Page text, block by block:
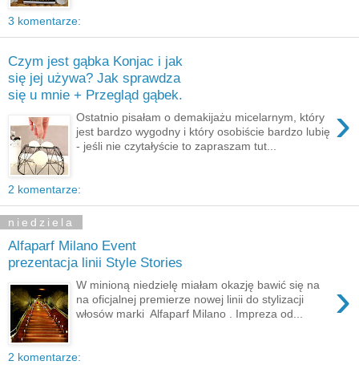
3 komentarze:
Czym jest gąbka Konjac i jak
się jej używa? Jak sprawdza
się u mnie + Przegląd gąbek.
›
Ostatnio pisałam o demakijażu micelarnym, który
jest bardzo wygodny i który osobiście bardzo lubię
- jeśli nie czytałyście to zapraszam tut...
2 komentarze:
niedziela
Alfaparf Milano Event
prezentacja linii Style Stories
›
W minioną niedzielę miałam okazję bawić się na
na oficjalnej premierze nowej linii do stylizacji
włosów marki Alfaparf Milano . Impreza od...
2 komentarze: